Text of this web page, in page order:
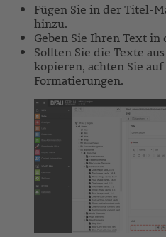
Fügen Sie in der Titel-
hinzu.
Geben Sie Ihren Text in
Sollten Sie die Texte
kopieren, achten Sie
Formatierungen.